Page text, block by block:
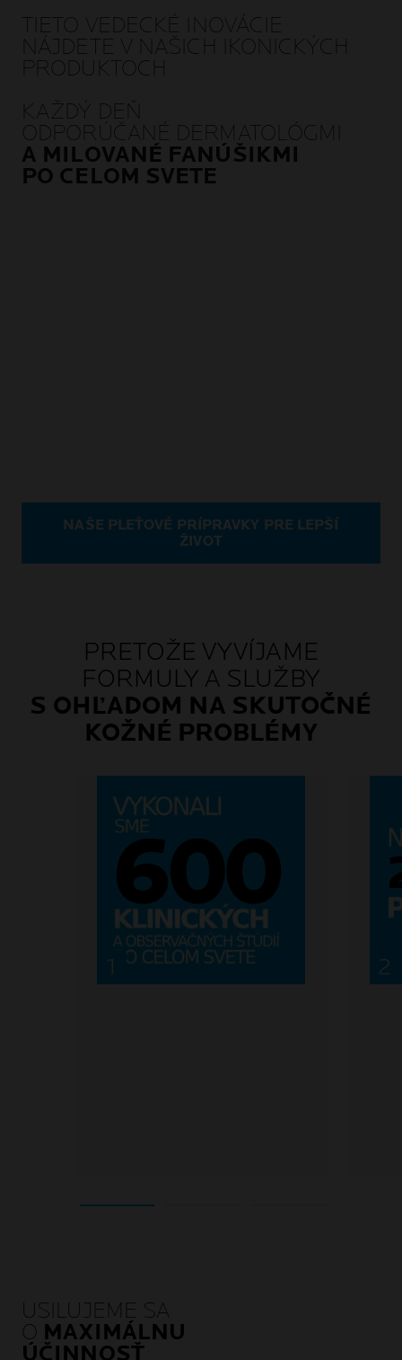
TIETO VEDECKÉ INOVÁCIE
NÁJDETE V NAŠICH IKONICKÝCH
PRODUKTOCH
KAŽDÝ DEŇ
ODPORÚČANÉ DERMATOLÓGMI
A MILOVANÉ FANÚŠIKMI
PO CELOM SVETE
NAŠE PLEŤOVÉ PRÍPRAVKY PRE LEPŠÍ
ŽIVOT
PRETOŽE VYVÍJAME
FORMULY A SLUŽBY
S OHĽADOM NA SKUTOČNÉ
KOŽNÉ PROBLÉMY
USILUJEME SA
O MAXIMÁLNU
ÚČINNOSŤ